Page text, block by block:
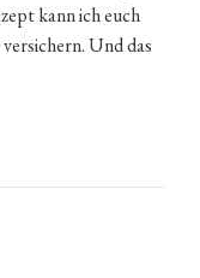
kann ich euch
Und das